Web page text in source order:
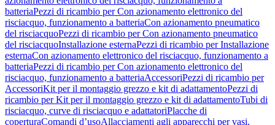
batteriaPezzi di ricambio per Con azionamento elettronico del
risciacquo, funzionamento a batteriaCon azionamento pneumatico
del risciacquoPezzi di ricambio per Con azionamento pneumatico
del risciacquoInstallazione esternaPezzi di ricambio per Installazione
esternaCon azionamento elettronico del risciacquo, funzionamento a
batteriaPezzi di ricambio per Con azionamento elettronico del
risciacquo, funzionamento a batteriaAccessoriPezzi di ricambio per
AccessoriKit per il montaggio grezzo e kit di adattamentoPezzi di
ricambio per Kit per il montaggio grezzo e kit di adattamentoTubi di
risciacquo, curve di risciacquo e adattatoriPlacche di
coperturaComandi d’usoAllacciamenti agli apparecchi per vasi,